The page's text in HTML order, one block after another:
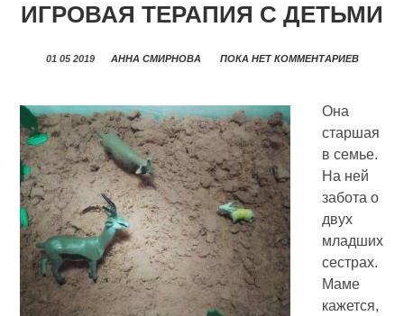
ИГРОВАЯ ТЕРАПИЯ С ДЕТЬМИ
01 05 2019 АННА СМИРНОВА ПОКА НЕТ КОММЕНТАРИЕВ
Она
старшая
в семье.
На ней
забота о
двух
младших
сестрах.
Маме
кажется,